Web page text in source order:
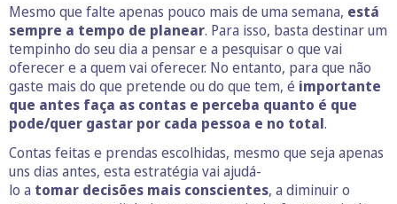
Mesmo que falte apenas pouco mais de uma semana, está
sempre a tempo de planear. Para isso, basta destinar um
tempinho do seu dia a pensar e a pesquisar o que vai
oferecer e a quem vai oferecer. No entanto, para que não
gaste mais do que pretende ou do que tem, é importante
que antes faça as contas e perceba quanto é que
pode/quer gastar por cada pessoa e no total.
Contas feitas e prendas escolhidas, mesmo que seja apenas
uns dias antes, esta estratégia vai ajudá-
lo a tomar decisões mais conscientes, a diminuir o